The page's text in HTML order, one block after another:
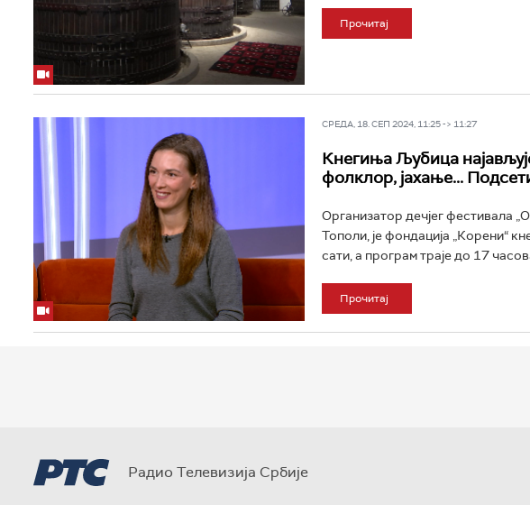
Прочитај
СРЕДА, 18. СЕП 2024, 11:25 -> 11:27
Кнегиња Љубица
фолклор, јахање...
Организатор дечјег фестивала
Тополи, је фондација „Корени“
сати, а програм траје до 17
Прочитај
Радио Телевизија Србије